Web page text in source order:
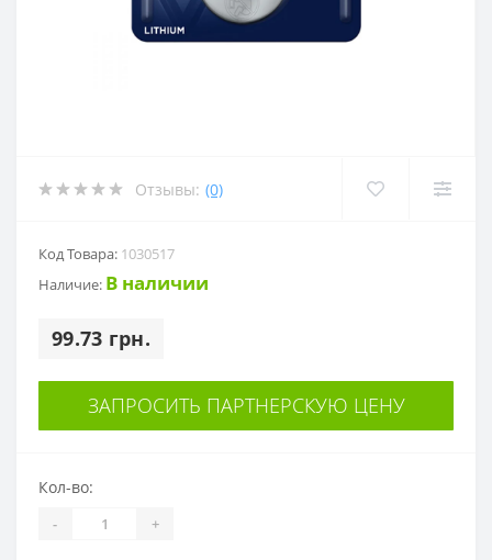
Отзывы: (0)
Код Товара: 1030517
Наличие: В наличии
99.73 грн.
ЗАПРОСИТЬ ПАРТНЕРСКУЮ ЦЕНУ
Кол-во:
- +